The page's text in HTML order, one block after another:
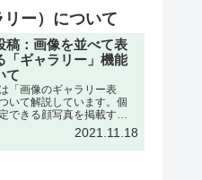
ー）について
稿：画像を並べて表
「ギャラリー」機能
て
「画像のギャラリー表
いて解説しています。個
できる顔写真を掲載する
被撮影者ご本人の了解をい
か、または顔をぼかすなど
定できない加工を行うこ
2021.11.18